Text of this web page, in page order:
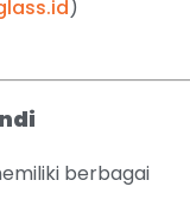
)
berbagai